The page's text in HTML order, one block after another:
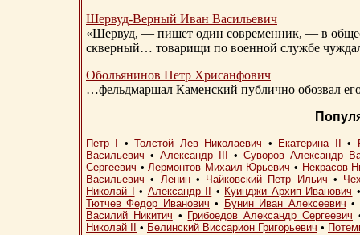
Шервуд-Верный Иван Васильевич
«Шервуд, — пишет один современник, — в
скверный… товарищи по военной службе
Обольянинов Петр Хрисанфович
…фельдмаршал Каменский публично обозвал
Петр I •Толстой Лев Николаевич • Екатерина II •
Васильевич • Александр III • Суворов Александр
Сергеевич •Лермонтов Михаил Юрьевич • Некрасов
Васильевич • Ленин• Чайковский Петр Ильич •
Николай I
• Александр II • Куинджи Архип Иванович
Тютчев Федор Иванович • Бунин Иван Алексеевич •
Василий Никитич • Грибоедов Александр Сергеевич
Николай II
• Белинский Виссарион Григорьевич •